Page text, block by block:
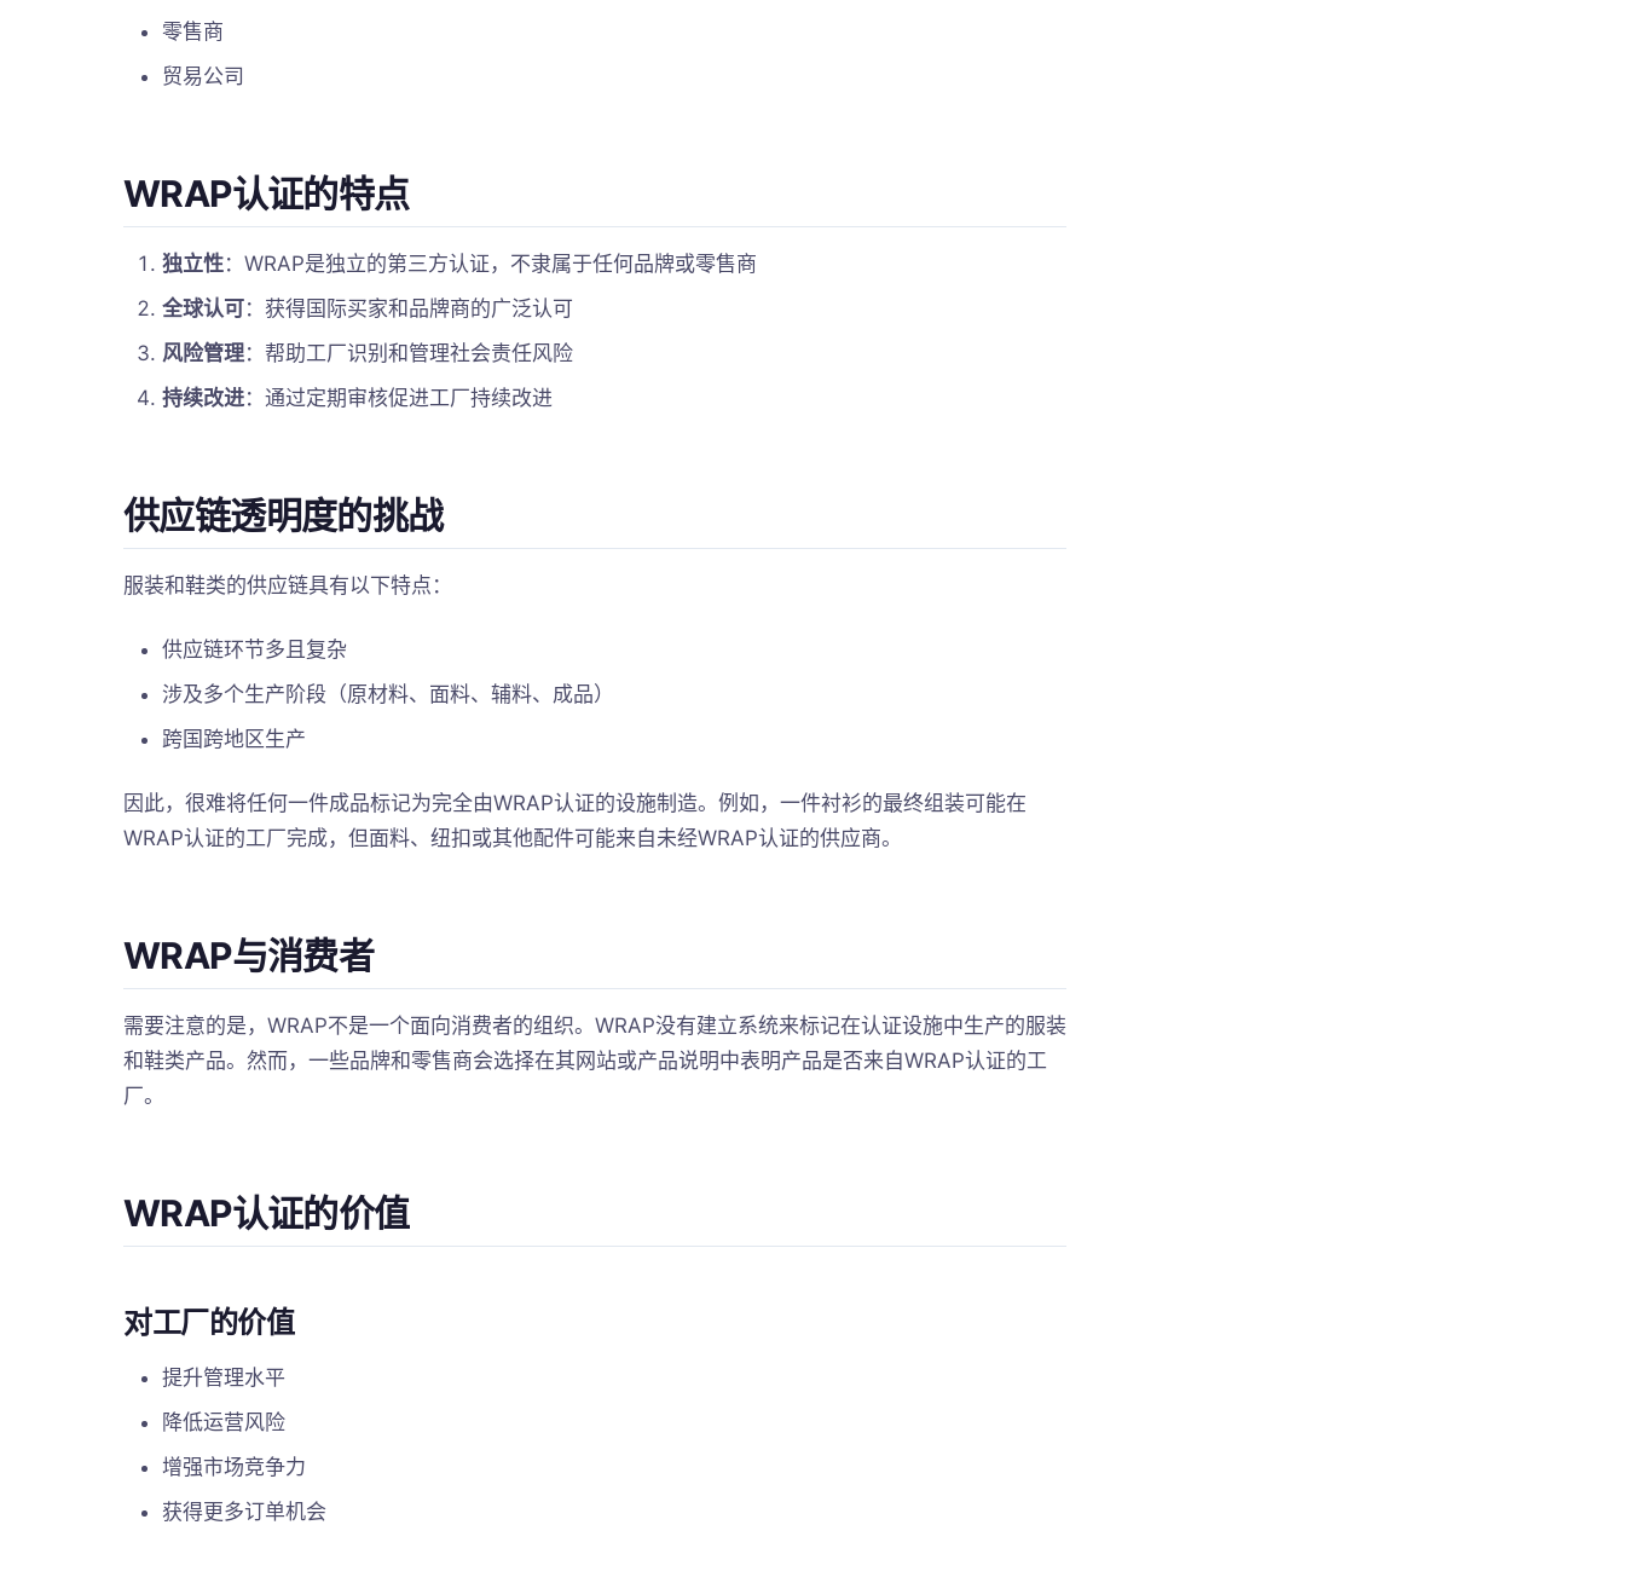
零售商
贸易公司
WRAP认证的特点
独立性：WRAP是独立的第三方认证，不隶属于任何品牌或零售商
全球认可：获得国际买家和品牌商的广泛认可
风险管理：帮助工厂识别和管理社会责任风险
持续改进：通过定期审核促进工厂持续改进
供应链透明度的挑战
服装和鞋类的供应链具有以下特点：
供应链环节多且复杂
涉及多个生产阶段（原材料、面料、辅料、成品）
跨国跨地区生产
因此，很难将任何一件成品标记为完全由WRAP认证的设施制造。例如，一件衬衫的最终组装可能在
WRAP认证的工厂完成，但面料、纽扣或其他配件可能来自未经WRAP认证的供应商。
WRAP与消费者
需要注意的是，WRAP不是一个面向消费者的组织。WRAP没有建立系统来标记在认证设施中生产的服装
和鞋类产品。然而，一些品牌和零售商会选择在其网站或产品说明中表明产品是否来自WRAP认证的工
厂。
WRAP认证的价值
对工厂的价值
提升管理水平
降低运营风险
增强市场竞争力
获得更多订单机会